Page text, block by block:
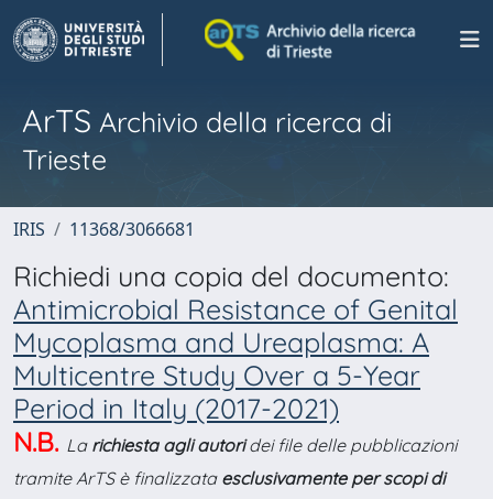
ArTS Archivio della ricerca di
Trieste
IRIS 11368/3066681
Richiedi una copia del documento:
Antimicrobial Resistance of Genital
Mycoplasma and Ureaplasma: A
Multicentre Study Over a 5-Year
Period in Italy (2017-2021)
N.B. La richiesta agli autoridei file delle pubblicazioni
tramite ArTS è finalizzata esclusivamente per scopi di